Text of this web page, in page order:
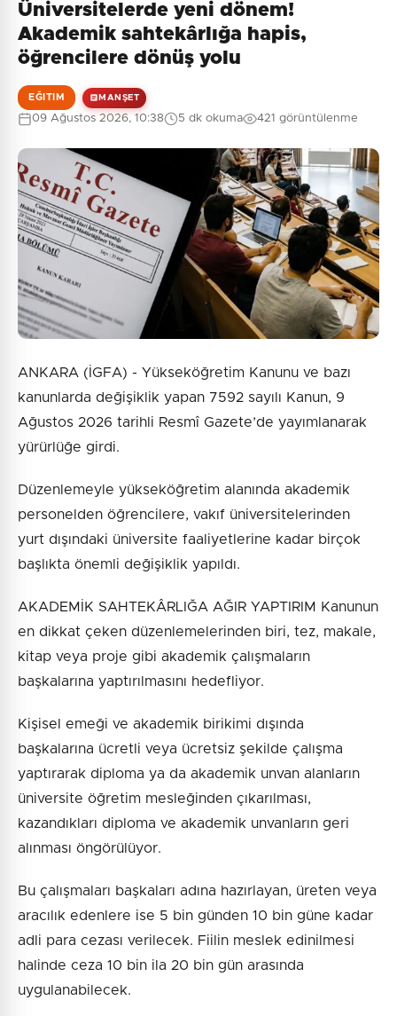
Üniversitelerde yeni dönem!
Akademik sahtekârlığa hapis,
öğrencilere dönüş yolu
EĞITIM MANŞET
09 Ağustos 2026, 10:38 5 dk okuma 421 görüntülenme
ANKARA (İGFA) - Yükseköğretim Kanunu ve bazı
kanunlarda değişiklik yapan 7592 sayılı Kanun, 9
Ağustos 2026 tarihli Resmî Gazete’de yayımlanarak
yürürlüğe girdi.
Düzenlemeyle yükseköğretim alanında akademik
personelden öğrencilere, vakıf üniversitelerinden
yurt dışındaki üniversite faaliyetlerine kadar birçok
başlıkta önemli değişiklik yapıldı.
AKADEMİK SAHTEKÂRLIĞA AĞIR YAPTIRIM Kanunun
en dikkat çeken düzenlemelerinden biri, tez, makale,
kitap veya proje gibi akademik çalışmaların
başkalarına yaptırılmasını hedefliyor.
Kişisel emeği ve akademik birikimi dışında
başkalarına ücretli veya ücretsiz şekilde çalışma
yaptırarak diploma ya da akademik unvan alanların
üniversite öğretim mesleğinden çıkarılması,
kazandıkları diploma ve akademik unvanların geri
alınması öngörülüyor.
Bu çalışmaları başkaları adına hazırlayan, üreten veya
aracılık edenlere ise 5 bin günden 10 bin güne kadar
adli para cezası verilecek. Fiilin meslek edinilmesi
halinde ceza 10 bin ila 20 bin gün arasında
uygulanabilecek.